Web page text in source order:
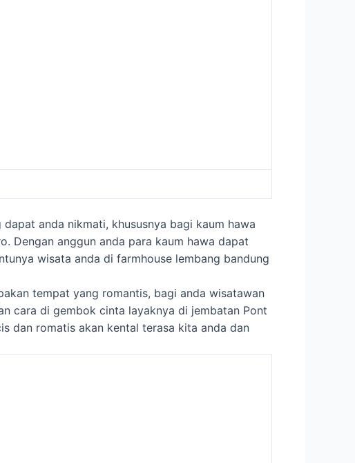
anda nikmati, khususnya bagi kaum hawa
Dengan anggun anda para kaum hawa dapat
wisata anda di farmhouse lembang bandung
tempat yang romantis, bagi anda wisatawan
cara di gembok cinta layaknya di jembatan Pont
dan romatis akan kental terasa kita anda dan